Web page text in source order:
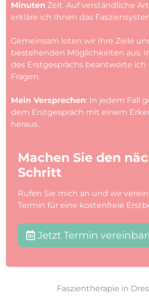
Machen Sie den
Schritt
Rufen Sie mich an und wir
Termin für eine kostenfreie
Jetzt Termin
Minuten Zeit. Auf verständliche
erkläre ich Ihnen das
Gemeinsam loten wir Ihre Ziele
bestehenden Möglichkeiten aus.
des Erstgesprächs beantworte ich
Fragen.
Mein Versprechen: In jedem Fall
dem Erstgespräch mit einem
heraus.
Faszientherapie in